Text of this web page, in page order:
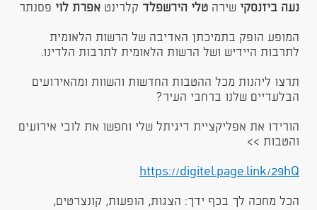
נעה ביזנסקי שירה טלי הירשפלד קלרינט אפרת לוי פסנתר
​המופע הופק בתמיכתן האדיבה של הרשות הלאומית
לתרבות היידיש ושל הרשות הלאומית לתרבות הלדינו.
תרצו ליהנות מכל ההטבות החדשות והשוות ומהאירועים
הבלעדיים שלנו ברחבי העיר?
הורידו את אפליקציית דיגיתל שלי וחפשו את לובי אירועים
והטבות >>
https://digitel.page.link/29hQ​​​
הכל מחכה לך בכף ידך: הצגות, הופעות, קונצרטים,